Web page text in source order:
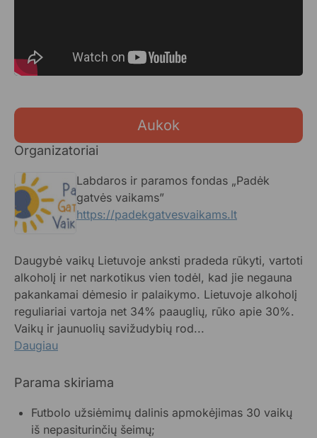
Aukok
Organizatoriai
Labdaros ir paramos fondas „Padėk
gatvės vaikams”
https://padekgatvesvaikams.lt
Daugybė vaikų Lietuvoje anksti pradeda rūkyti, vartoti
alkoholį ir net narkotikus vien todėl, kad jie negauna
pakankamai dėmesio ir palaikymo. Lietuvoje alkoholį
reguliariai vartoja net 34% paauglių, rūko apie 30%.
Vaikų ir jaunuolių savižudybių rod...
Daugiau
Parama skiriama
Futbolo užsiėmimų dalinis apmokėjimas 30 vaikų
iš nepasiturinčių šeimų;